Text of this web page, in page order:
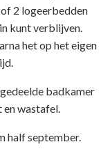
2 logeerbedden
kunt verblijven.
het op het eigen
badkamer
en wastafel.
half september.